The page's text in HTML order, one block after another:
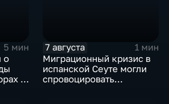
5 мин
о
в
7 августа
1 мин
Миграционный кризис в
испанской Сеуте могли
спровоцировать